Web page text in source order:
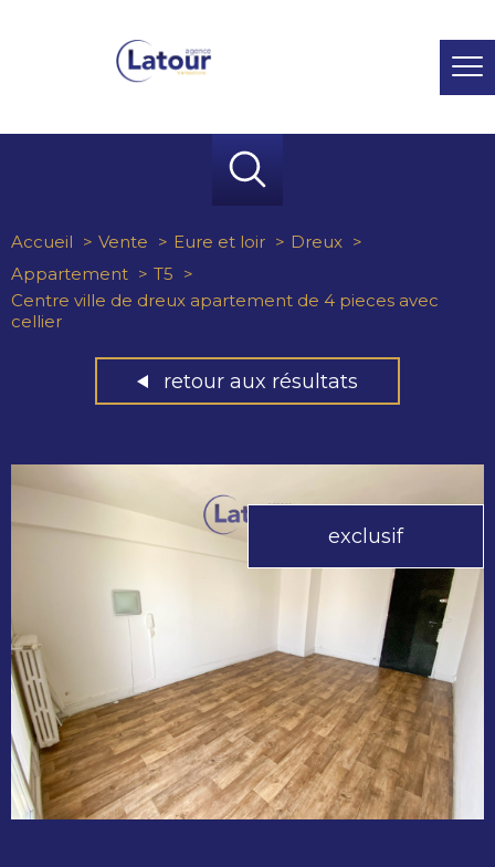
Accueil Vente Eure et loir
Dreux
Appartement
T5
Centre ville de dreux apartement de 4 pieces avec
cellier
retour aux résultats
exclusif